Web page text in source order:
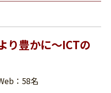
り豊かに～ICTの
：58名